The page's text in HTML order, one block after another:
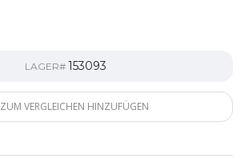
LAGER# 153093
ZUM VERGLEICHEN HINZUFÜGEN